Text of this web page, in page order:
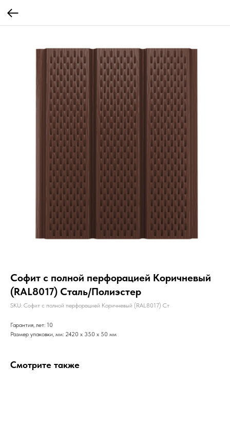
Софит с полной перфорацией Коричневый
(RAL8017) Сталь/Полиэстер
SKU: Софит с полной перфорацией Коричневый (RAL8017) Ст
Гарантия, лет: 10
Размер упаковки, мм: 2420 x 350 x 50 мм
Смотрите также